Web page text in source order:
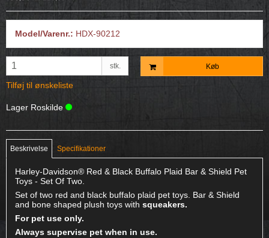
Model/Varenr.: HDX-90212
stk. Køb
Tilføj til ønskeliste
Lager Roskilde
Beskrivelse Specifikationer
Harley-Davidson® Red & Black Buffalo Plaid Bar & Shield Pet
Toys - Set Of Two.
Set of two red and black buffalo plaid pet toys. Bar & Shield
and bone shaped plush toys with squeakers.
For pet use only.
Always supervise pet when in use.